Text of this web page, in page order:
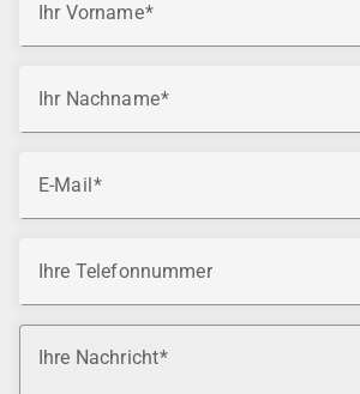
Ihr Vorname
Ihr Nachname
E-Mail
Ihre Telefonnummer
Ihre Nachricht